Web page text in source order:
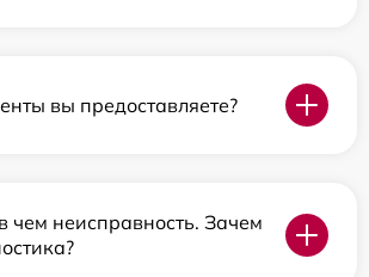
вы предоставляете?
чем неисправность. Зачем